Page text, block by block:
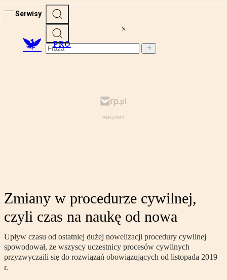
Serwisy
PRO
Zmiany w procedurze cywilnej,
czyli czas na naukę od nowa
Upływ czasu od ostatniej dużej nowelizacji procedury cywilnej
spowodował, że wszyscy uczestnicy procesów cywilnych
przyzwyczaili się do rozwiązań obowiązujących od listopada 2019
r.